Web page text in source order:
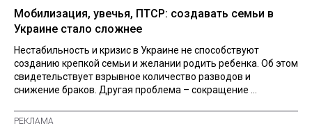
Мобилизация, увечья, ПТСР: создавать семьи в
Украине стало сложнее
Нестабильность и кризис в Украине не способствуют
созданию крепкой семьи и желании родить ребенка. Об этом
свидетельствует взрывное количество разводов и
снижение браков. Другая проблема – сокращение ...